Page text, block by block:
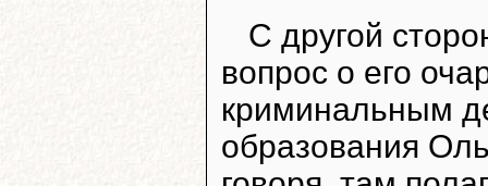
С другой
вопрос о его
криминальным
образования